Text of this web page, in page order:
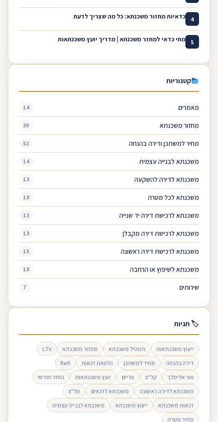
4 כדאיות מחזור משכנתא: כל מה שצריך לדעת
5 מתי כדאי למחזר משכנתא | מדריך יועץ משכנתאות
קטגוריות
מאמרים 14
מחזור משכנתא 39
מחיר למשתכן ודירה בהנחה 52
משכנתא לבנייה עצמית 14
משכנתא לדירה להשקעה 13
משכנתא לכל מטרה 10
משכנתא לרכישת דירה יד שנייה 13
משכנתא לרכישת דירה מקבלן 13
משכנתא לרכישת דירה ראשונה 15
משכנתא לשיפוץ או הרחבה 10
שירותים 7
🏷 תגיות
ייעוץ משכנתאות תמהיל משכנתא מחזור משכנתא
LTV
דירה בהנחה
מחיר למשתכן הלוואת זכאות
Refi
אור אלימלך
קל"צ פריים יועץ משכנתאות
החזר חודשי
משכנתא לדירה ראשונה
משכנתא לזכאים
מל"צ
זכאות משכנתא
ייעוץ משכנתא
משכנתא לבנייה עצמית
מחיר מטרה